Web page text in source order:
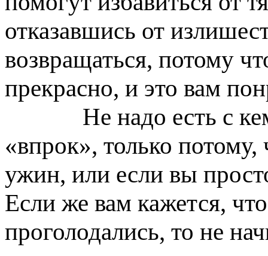
отказавшись от
возвращаться, потому
прекрасно, и это вам
Не надо есть с кем-
«впрок», только
ужин, или если вы
Если же вам кажется,
проголодались, то не